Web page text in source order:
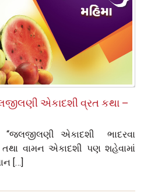
એકાદશી વ્રત કથા –
એકાદશી ભાદરવા
વામન એકાદશી પણ શહેવામાં
[…]